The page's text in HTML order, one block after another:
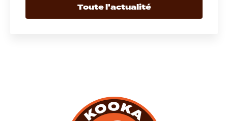
Toute l'actualité